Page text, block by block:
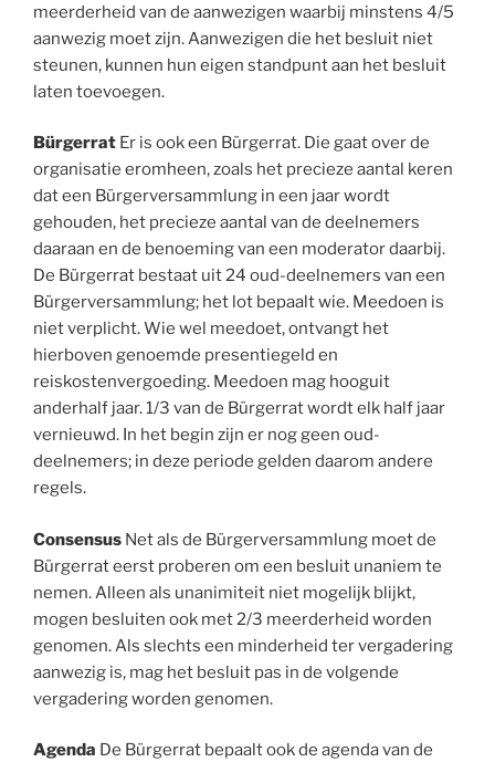
meerderheid van de aanwezigen waarbij minstens 4/5
aanwezig moet zijn. Aanwezigen die het besluit niet
steunen, kunnen hun eigen standpunt aan het besluit
laten toevoegen.
Bürgerrat Er is ook een Bürgerrat. Die gaat over de
organisatie eromheen, zoals het precieze aantal keren
dat een Bürgerversammlung in een jaar wordt
gehouden, het precieze aantal van de deelnemers
daaraan en de benoeming van een moderator daarbij.
De Bürgerrat bestaat uit 24 oud-deelnemers van een
Bürgerversammlung; het lot bepaalt wie. Meedoen is
niet verplicht. Wie wel meedoet, ontvangt het
hierboven genoemde presentiegeld en
reiskostenvergoeding. Meedoen mag hooguit
anderhalf jaar. 1/3 van de Bürgerrat wordt elk half jaar
vernieuwd. In het begin zijn er nog geen oud-
deelnemers; in deze periode gelden daarom andere
regels.
Consensus Net als de Bürgerversammlung moet de
Bürgerrat eerst proberen om een besluit unaniem te
nemen. Alleen als unanimiteit niet mogelijk blijkt,
mogen besluiten ook met 2/3 meerderheid worden
genomen. Als slechts een minderheid ter vergadering
aanwezig is, mag het besluit pas in de volgende
vergadering worden genomen.
Agenda De Bürgerrat bepaalt ook de agenda van de